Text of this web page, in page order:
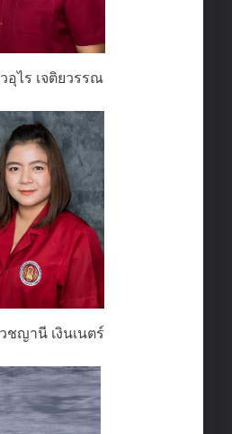
อุไร เจติยวรรณ
ชญานี เงินเนตร์